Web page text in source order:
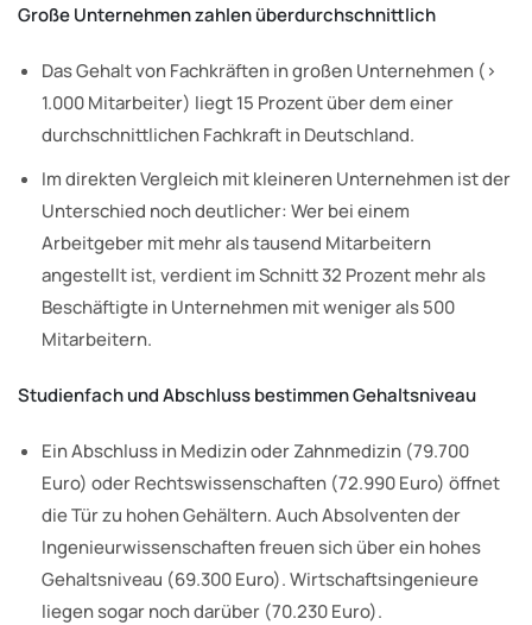
Große Unternehmen zahlen überdurchschnittlich
Das Gehalt von Fachkräften in großen Unternehmen (>
1.000 Mitarbeiter) liegt 15 Prozent über dem einer
durchschnittlichen Fachkraft in Deutschland.
Im direkten Vergleich mit kleineren Unternehmen ist der
Unterschied noch deutlicher: Wer bei einem
Arbeitgeber mit mehr als tausend Mitarbeitern
angestellt ist, verdient im Schnitt 32 Prozent mehr als
Beschäftigte in Unternehmen mit weniger als 500
Mitarbeitern.
Studienfach und Abschluss bestimmen Gehaltsniveau
Ein Abschluss in Medizin oder Zahnmedizin (79.700
Euro) oder Rechtswissenschaften (72.990 Euro) öffnet
die Tür zu hohen Gehältern. Auch Absolventen der
Ingenieurwissenschaften freuen sich über ein hohes
Gehaltsniveau (69.300 Euro). Wirtschaftsingenieure
liegen sogar noch darüber (70.230 Euro).